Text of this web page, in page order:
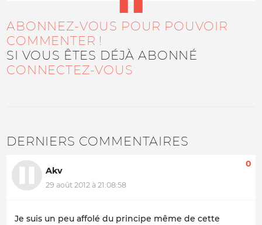
ABONNEZ-VOUS POUR POUVOIR
COMMENTER !
SI VOUS ÊTES DÉJÀ ABONNÉ
CONNECTEZ-VOUS
DERNIERS COMMENTAIRES
Akv
29 août 2012 à 21:08:58
0
Je suis un peu affolé du principe même de cette